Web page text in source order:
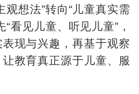
观想法”转向“儿童真实需
“看见儿童、听见儿童”，
现与兴趣，再基于观察
教育真正源于儿童、服